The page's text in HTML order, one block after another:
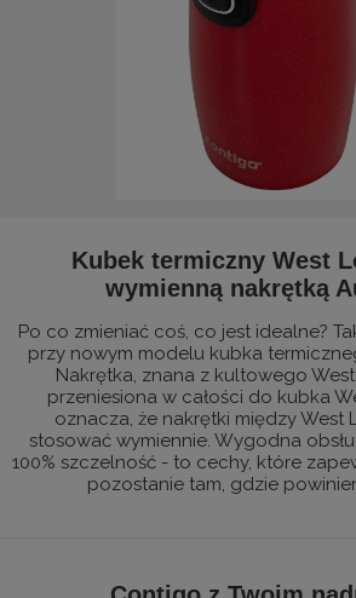
Kubek termiczny West
wymienną nakrętką
Po co zmieniać coś, co jest idealne?
przy nowym modelu kubka
Nakrętka, znana z kultowego
przeniesiona w całości do kubka
oznacza, że nakrętki między West
stosować wymiennie. Wygodna
100% szczelność - to cechy, które
pozostanie tam, gdzie